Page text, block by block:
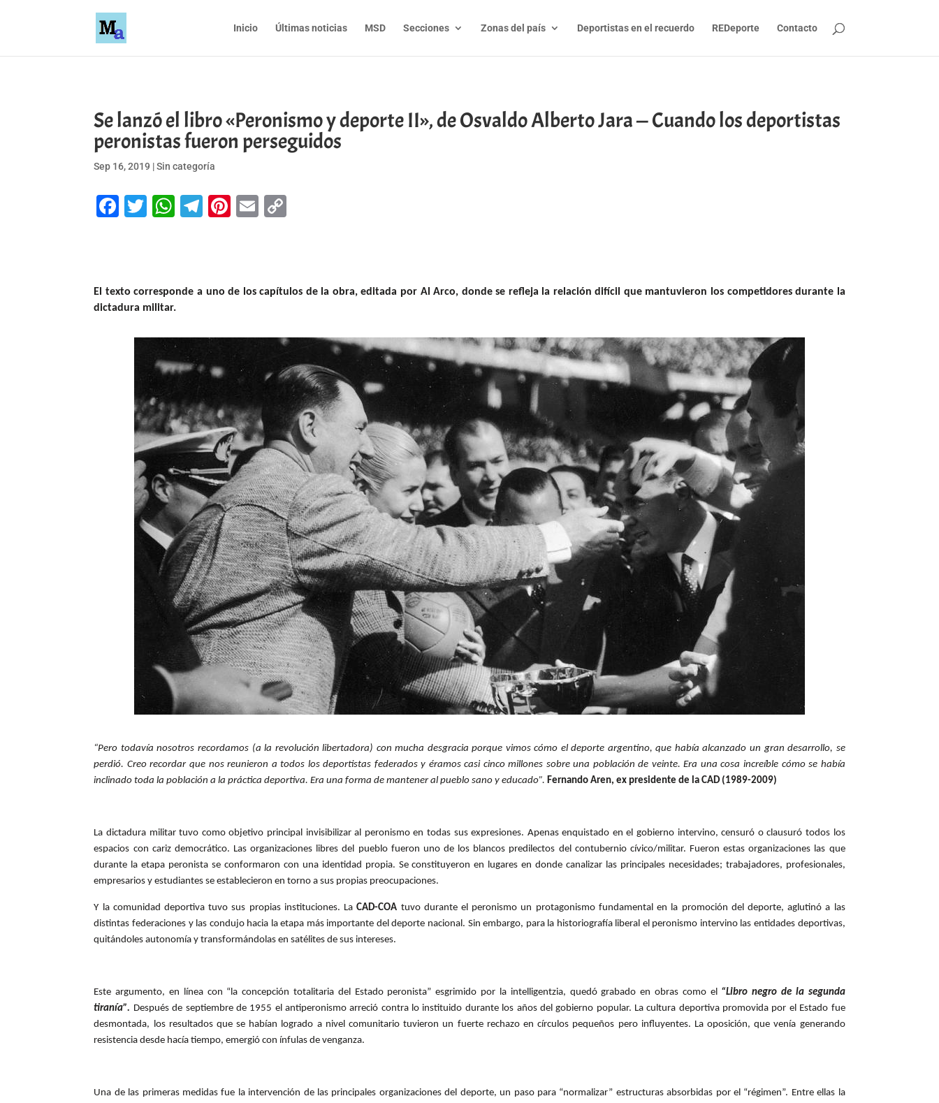
Inicio Últimas noticias MSD Secciones Zonas del país Deportistas en el recuerdo REDeporte Contacto
Se lanzó el libro «Peronismo y deporte II», de Osvaldo Alberto Jara — Cuando los deportistas
peronistas fueron perseguidos
Sep 16, 2019 |Sin categoría
Facebook
Twitter
WhatsApp
Telegram
Pinterest
Email
El texto corresponde a uno de los capítulos de la obra, editada por Al Arco, donde se refleja la relación difícil que mantuvieron los competidores durante la
dictadura militar.
“Pero todavía nosotros recordamos (a la revolución libertadora) con mucha desgracia porque vimos cómo el deporte argentino, que había alcanzado un gran desarrollo, se
perdió. Creo recordar que nos reunieron a todos los deportistas federados y éramos casi cinco millones sobre una población de veinte. Era una cosa increíble cómo se había
inclinado toda la población a la práctica deportiva. Era una forma de mantener al pueblo sano y educado”. Fernando Aren, ex presidente de la CAD (1989-2009)
La dictadura militar tuvo como objetivo principal invisibilizar al peronismo en todas sus expresiones. Apenas enquistado en el gobierno intervino, censuró o clausuró todos los
espacios con cariz democrático. Las organizaciones libres del pueblo fueron uno de los blancos predilectos del contubernio cívico/militar. Fueron estas organizaciones las que
durante la etapa peronista se conformaron con una identidad propia. Se constituyeron en lugares en donde canalizar las principales necesidades; trabajadores, profesionales,
empresarios y estudiantes se establecieron en torno a sus propias preocupaciones.
Y la comunidad deportiva tuvo sus propias instituciones. LaCAD-COA tuvo durante el peronismo un protagonismo fundamental en la promoción del deporte, aglutinó a las
distintas federaciones y las condujo hacia la etapa más importante del deporte nacional. Sin embargo, para la historiografía liberal el peronismo intervino las entidades deportivas,
quitándoles autonomía y transformándolas en satélites de sus intereses.
Este argumento, en línea con “la concepción totalitaria del Estado peronista” esgrimido por la intelligentzia, quedó grabado en obras como el “Libro negro de la segunda
tiranía”. Después de septiembre de 1955 el antiperonismo arreció contra lo instituido durante los años del gobierno popular. La cultura deportiva promovida por el Estado fue
desmontada, los resultados que se habían logrado a nivel comunitario tuvieron un fuerte rechazo en círculos pequeños pero influyentes. La oposición, que venía generando
resistencia desde hacía tiempo, emergió con ínfulas de venganza.
Una de las primeras medidas fue la intervención de las principales organizaciones del deporte, un paso para “normalizar” estructuras absorbidas por el “régimen”. Entre ellas la